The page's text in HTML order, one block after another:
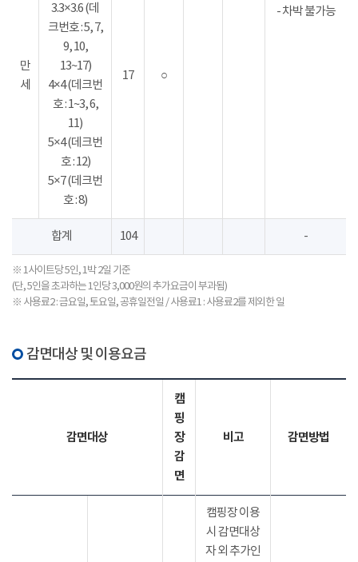
- 차박 불가능
만
세
3.3×3.6 (데
크번호 : 5, 7,
9, 10,
13~17)
4×4 (데크번
호 : 1~3, 6,
11)
5×4 (데크번
호 : 12)
5×7 (데크번
호 : 8)
17 ○
합계 104 -
※ 1사이트당 5인, 1박 2일 기준
(단, 5인을 초과하는 1인당 3,000원의 추가요금이 부과됨)
※ 사용료2 : 금요일, 토요일, 공휴일전일 / 사용료1 : 사용료2를 제외한 일
감면대상 및 이용요금
감면대상
캠
핑
장
감
면
비고 감면방법
캠핑장 이용
시 감면대상
자 외 추가인